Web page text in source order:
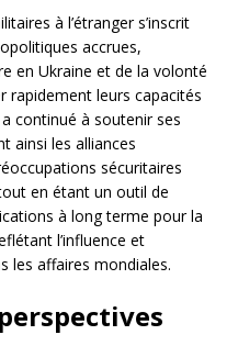
à l’étranger s’inscrit
accrues,
en Ukraine et de la volonté
rapidement leurs capacités
continué à soutenir ses
ainsi les alliances
sécuritaires
en étant un outil de
à long terme pour la
l’influence et
les affaires mondiales.